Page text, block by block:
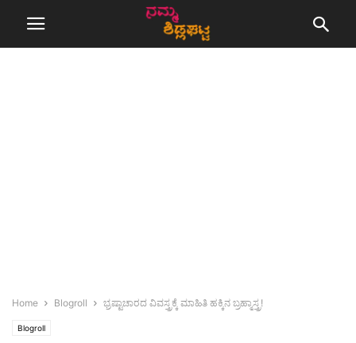
Home Blogroll ಭ್ರಷ್ಟಾಚಾರದ ವಿವಸ್ತ್ರಕ್ಕೆ ಮಾಹಿತಿ ಹಕ್ಕಿನ ಬ್ರಹ್ಮಾಸ್ತ್ರ!
Blogroll